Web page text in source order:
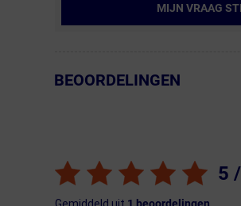
MIJN VRAAG
← Terug naar productnavigatie
BEOORDELINGEN
5